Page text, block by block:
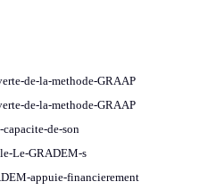
de-la-methode-GRAAP
de-la-methode-GRAAP
de-son
Le-GRADEM-s
appuie-financierement